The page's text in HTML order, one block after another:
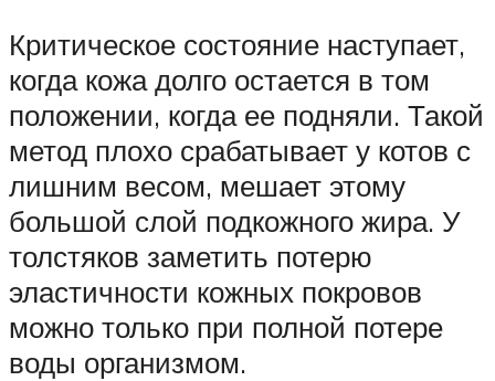
Критическое состояние наступает,
когда кожа долго остается в том
положении, когда ее подняли. Такой
метод плохо срабатывает у котов с
лишним весом, мешает этому
большой слой подкожного жира. У
толстяков заметить потерю
эластичности кожных покровов
можно только при полной потере
воды организмом.